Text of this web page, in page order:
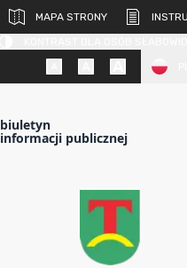
MAPA STRONY
biuletyn
informacji publicznej